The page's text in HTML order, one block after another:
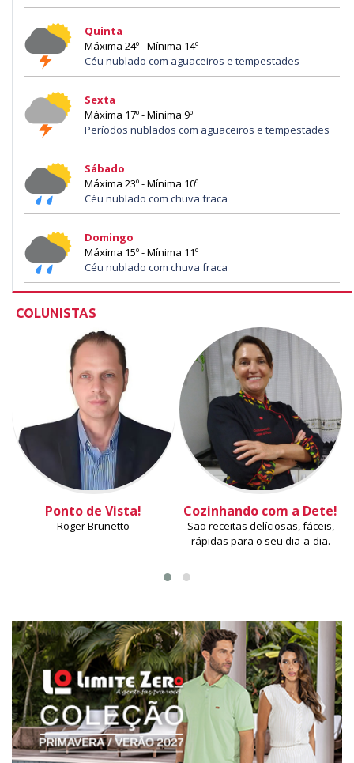
Quinta
Máxima 24º - Mínima 14º
Céu nublado com aguaceiros e tempestades
Sexta
Máxima 17º - Mínima 9º
Períodos nublados com aguaceiros e tempestades
Sábado
Máxima 23º - Mínima 10º
Céu nublado com chuva fraca
Domingo
Máxima 15º - Mínima 11º
Céu nublado com chuva fraca
COLUNISTAS
Ponto de Vista!
Roger Brunetto
Cozinhando com a Dete!
São receitas delíciosas, fáceis,
rápidas para o seu dia-a-dia.